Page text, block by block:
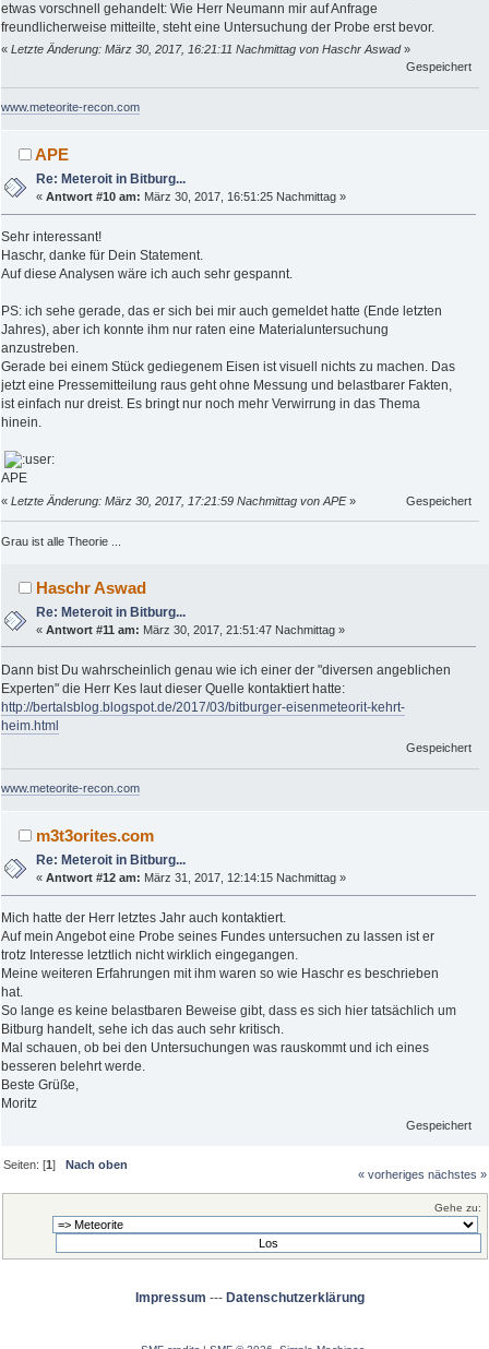
etwas vorschnell gehandelt: Wie Herr Neumann mir auf Anfrage
freundlicherweise mitteilte, steht eine Untersuchung der Probe erst bevor.
« Letzte Änderung: März 30, 2017, 16:21:11 Nachmittag von Haschr Aswad»
Gespeichert
www.meteorite-recon.com
APE
Re: Meteroit in Bitburg...
«Antwort #10 am: März 30, 2017, 16:51:25 Nachmittag »
Sehr interessant!
Haschr, danke für Dein Statement.
Auf diese Analysen wäre ich auch sehr gespannt.
PS: ich sehe gerade, das er sich bei mir auch gemeldet hatte (Ende letzten
Jahres), aber ich konnte ihm nur raten eine Materialuntersuchung
anzustreben.
Gerade bei einem Stück gediegenem Eisen ist visuell nichts zu machen. Das
jetzt eine Pressemitteilung raus geht ohne Messung und belastbarer Fakten,
ist einfach nur dreist. Es bringt nur noch mehr Verwirrung in das Thema
hinein.
APE
« Letzte Änderung: März 30, 2017, 17:21:59 Nachmittag von APE» Gespeichert
Grau ist alle Theorie ...
Haschr Aswad
Re: Meteroit in Bitburg...
«Antwort #11 am: März 30, 2017, 21:51:47 Nachmittag »
Dann bist Du wahrscheinlich genau wie ich einer der "diversen angeblichen
Experten" die Herr Kes laut dieser Quelle kontaktiert hatte:
http://bertalsblog.blogspot.de/2017/03/bitburger-eisenmeteorit-kehrt-
heim.html
Gespeichert
www.meteorite-recon.com
m3t3orites.com
Re: Meteroit in Bitburg...
«Antwort #12 am: März 31, 2017, 12:14:15 Nachmittag »
Mich hatte der Herr letztes Jahr auch kontaktiert.
Auf mein Angebot eine Probe seines Fundes untersuchen zu lassen ist er
trotz Interesse letztlich nicht wirklich eingegangen.
Meine weiteren Erfahrungen mit ihm waren so wie Haschr es beschrieben
hat.
So lange es keine belastbaren Beweise gibt, dass es sich hier tatsächlich um
Bitburg handelt, sehe ich das auch sehr kritisch.
Mal schauen, ob bei den Untersuchungen was rauskommt und ich eines
besseren belehrt werde.
Beste Grüße,
Moritz
Gespeichert
Seiten: [1] Nach oben
« vorheriges nächstes »
Gehe zu:
Impressum --- Datenschutzerklärung